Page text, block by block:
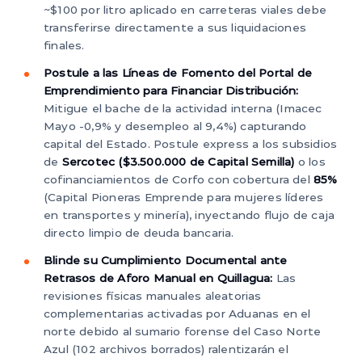
~$100 por litro aplicado en carreteras viales debe
transferirse directamente a sus liquidaciones
finales.
Postule a las Líneas de Fomento del Portal de
Emprendimiento para Financiar Distribución:
Mitigue el bache de la actividad interna (Imacec
Mayo -0,9% y desempleo al 9,4%) capturando
capital del Estado. Postule express a los subsidios
de Sercotec ($3.500.000 de Capital Semilla) o los
cofinanciamientos de Corfo con cobertura del85%
(Capital Pioneras Emprende para mujeres líderes
en transportes y minería), inyectando flujo de caja
directo limpio de deuda bancaria.
Blinde su Cumplimiento Documental ante
Retrasos de Aforo Manual en Quillagua: Las
revisiones físicas manuales aleatorias
complementarias activadas por Aduanas en el
norte debido al sumario forense del Caso Norte
Azul (102 archivos borrados) ralentizarán el